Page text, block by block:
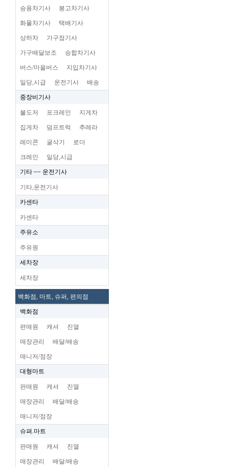
승용차기사 봉고차기사
화물차기사 택배기사
상하차 가구점기사
가구배달보조 승합차기사
버스/마을버스 지입차기사
일당,시급 운전기사 배송
중장비기사
불도저 포크레인 지게차
집게차 덤프트럭 추레라
레미콘 굴삭기 로더
크레인 일당,시급
기타 ~~ 운전기사
기타,운전기사
카센타
카센타
주유소
주유원
세차장
세차장
백화점, 마트, 슈퍼, 편의점
백화점
편매원 캐셔 진열
매장관리 배달/배송
매니저/점장
대형마트
판매원 캐셔 진열
매장관리 배달/배송
매니저/점장
슈펴.마트
판매원 캐셔 진열
매장관리 배달/배송